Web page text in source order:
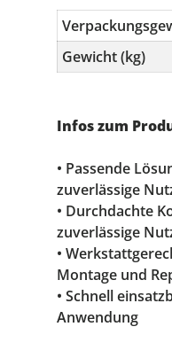
Gewicht (kg)
Infos zum
• Passende
zuverlässige
• Durchdachte
zuverlässige
•
Montage und
• Schnell
Anwendung